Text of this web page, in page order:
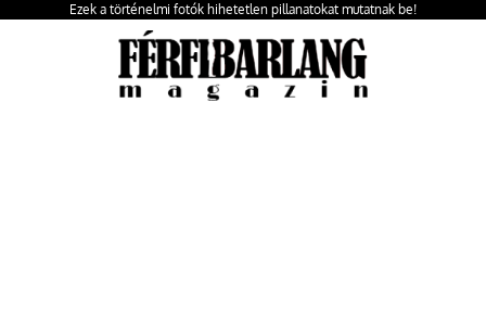
Ezek a történelmi fotók hihetetlen pillanatokat mutatnak be!